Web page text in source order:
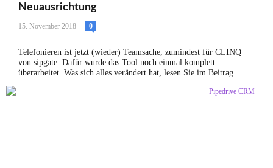
Neuausrichtung
15. November 2018 0
Telefonieren ist jetzt (wieder) Teamsache, zumindest für CLINQ
von sipgate. Dafür wurde das Tool noch einmal komplett
überarbeitet. Was sich alles verändert hat, lesen Sie im Beitrag.